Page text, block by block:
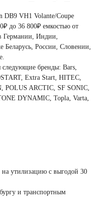
DB9 VH1 Volante/Coupe
до 36 800₽ емкостью от
Германии, Индии,
Беларусь, России, Словении,
следующие бренды: Bars,
Extra Start, HITEC,
POLUS ARCTIC, SF SONIC,
DYNAMIC, Topla, Varta,
утилизацию с выгодой 30
и транспортным